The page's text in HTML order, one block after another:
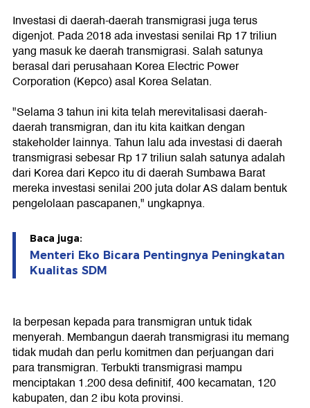
Investasi di daerah-daerah transmigrasi juga terus
digenjot. Pada 2018 ada investasi senilai Rp 17 triliun
yang masuk ke daerah transmigrasi. Salah satunya
berasal dari perusahaan Korea Electric Power
Corporation (Kepco) asal Korea Selatan.
"Selama 3 tahun ini kita telah merevitalisasi daerah-
daerah transmigran, dan itu kita kaitkan dengan
stakeholder lainnya. Tahun lalu ada investasi di daerah
transmigrasi sebesar Rp 17 triliun salah satunya adalah
dari Korea dari Kepco itu di daerah Sumbawa Barat
mereka investasi senilai 200 juta dolar AS dalam bentuk
pengelolaan pascapanen," ungkapnya.
Baca juga:
Menteri Eko Bicara Pentingnya Peningkatan
Kualitas SDM
Ia berpesan kepada para transmigran untuk tidak
menyerah. Membangun daerah transmigrasi itu memang
tidak mudah dan perlu komitmen dan perjuangan dari
para transmigran. Terbukti transmigrasi mampu
menciptakan 1.200 desa definitif, 400 kecamatan, 120
kabupaten, dan 2 ibu kota provinsi.